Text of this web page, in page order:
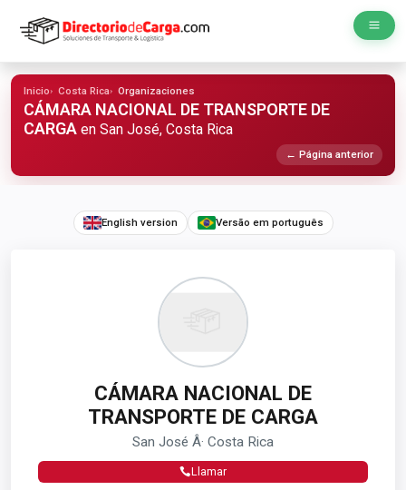
Inicio Costa Rica Organizaciones
CÁMARA NACIONAL DE TRANSPORTE DE
CARGA en San José, Costa Rica
← Página anterior
English version Versão em português
CÁMARA NACIONAL DE
TRANSPORTE DE CARGA
San José Â· Costa Rica
Llamar